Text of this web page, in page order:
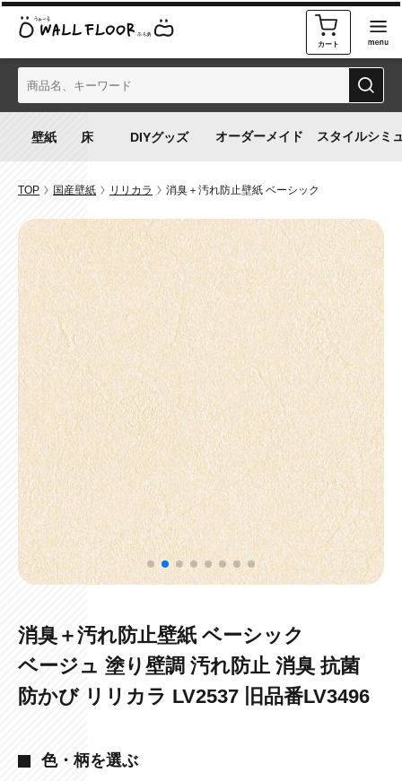
カート
オーダーメイド スタイルシミ
TOP 国産壁紙 リリカラ 消臭＋汚れ防止壁紙 ベーシック
消臭＋汚れ防止壁紙 ベーシック
ベージュ 塗り壁調 汚れ防止 消臭 抗菌
防かび リリカラ LV2537 旧品番LV3496
色・柄を選ぶ